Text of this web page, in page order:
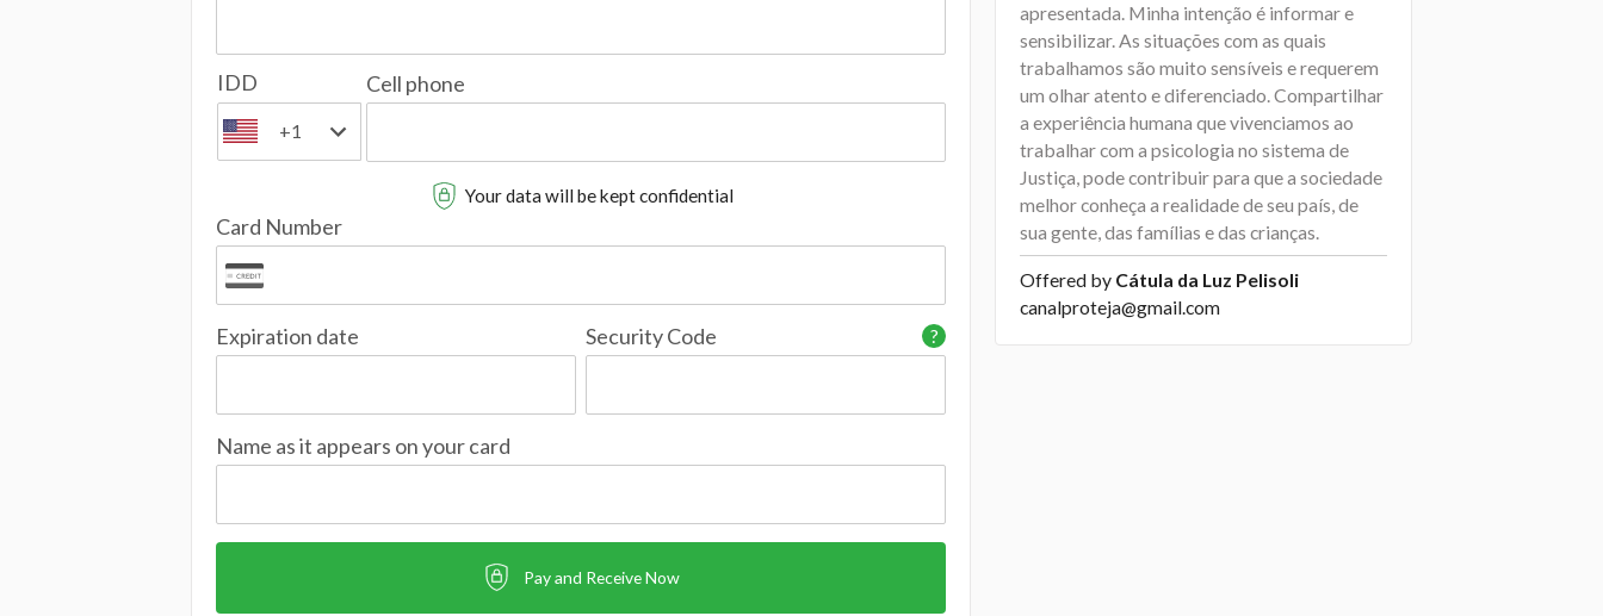
IDD
+1
Cell phone
Your data will be kept confidential
Card Number
Expiration date ?
Security Code
Name as it appears on your card
Pay and Receive Now
apresentada. Minha intenção é informar e
sensibilizar. As situações com as quais
trabalhamos são muito sensíveis e requerem
um olhar atento e diferenciado. Compartilhar
a experiência humana que vivenciamos ao
trabalhar com a psicologia no sistema de
Justiça, pode contribuir para que a sociedade
melhor conheça a realidade de seu país, de
sua gente, das famílias e das crianças.
Offered by Cátula da Luz Pelisoli
canalproteja@gmail.com